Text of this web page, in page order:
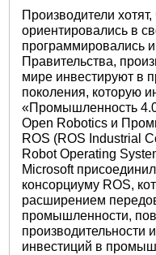
Производители
ориентировались в
программировались
Правительства,
мире инвестируют в
поколения, которую
«Промышленность
Open Robotics и
ROS (ROS Industrial
Robot Operating
Microsoft
консорциуму ROS,
расширением
промышленности,
производительности
инвестиций в